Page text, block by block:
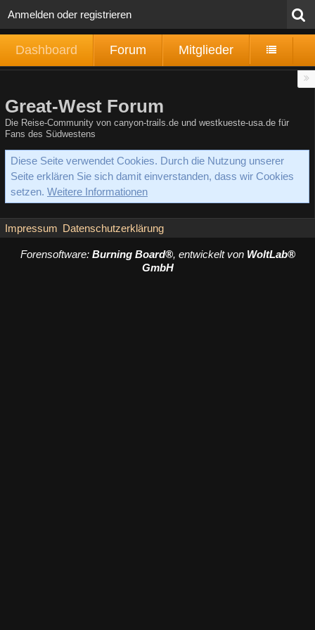
Anmelden oder registrieren
Dashboard Forum Mitglieder
Great-West Forum
Die Reise-Community von canyon-trails.de und westkueste-usa.de für
Fans des Südwestens
Diese Seite verwendet Cookies. Durch die Nutzung unserer
Seite erklären Sie sich damit einverstanden, dass wir Cookies
setzen. Weitere Informationen
Impressum Datenschutzerklärung
Forensoftware: Burning Board®, entwickelt von WoltLab®
GmbH